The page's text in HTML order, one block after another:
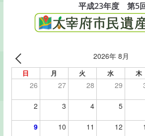
平成23年度 第5
2026年 8月
日 月 火 水 木
26 27 28 29
2 3 4 5
9 10 11 12